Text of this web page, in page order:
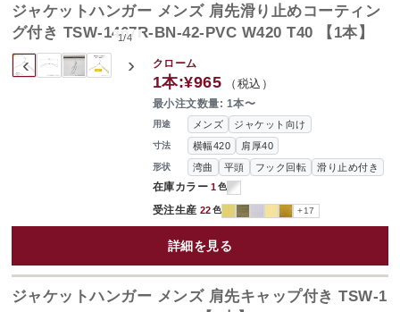
‹ ›
1/4
ジャケットハンガー メンズ 肩先滑り止めコーティン
グ付き TSW-1467R-BN-42-PVC W420 T40 【1本】
用途 メンズ ジャケット向け
寸法 横幅420 肩厚40
形状 湾曲 平頭 フック回転 滑り止め付き
在庫カラー 1色
受注生産 22色 +17
クローム
1本:¥965 （税込）
最小注文数量: 1本〜
詳細を見る
ジャケットハンガー メンズ 肩先キャップ付き TSW-1